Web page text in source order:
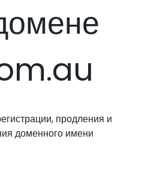
продления и
доменного имени